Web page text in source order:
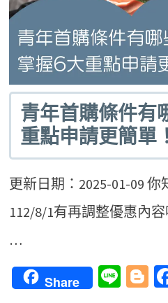
青年首購條件有
重點申請更簡單！
更新日期：2025-01-09
112/8/1有再調整優惠內
…
Share Line